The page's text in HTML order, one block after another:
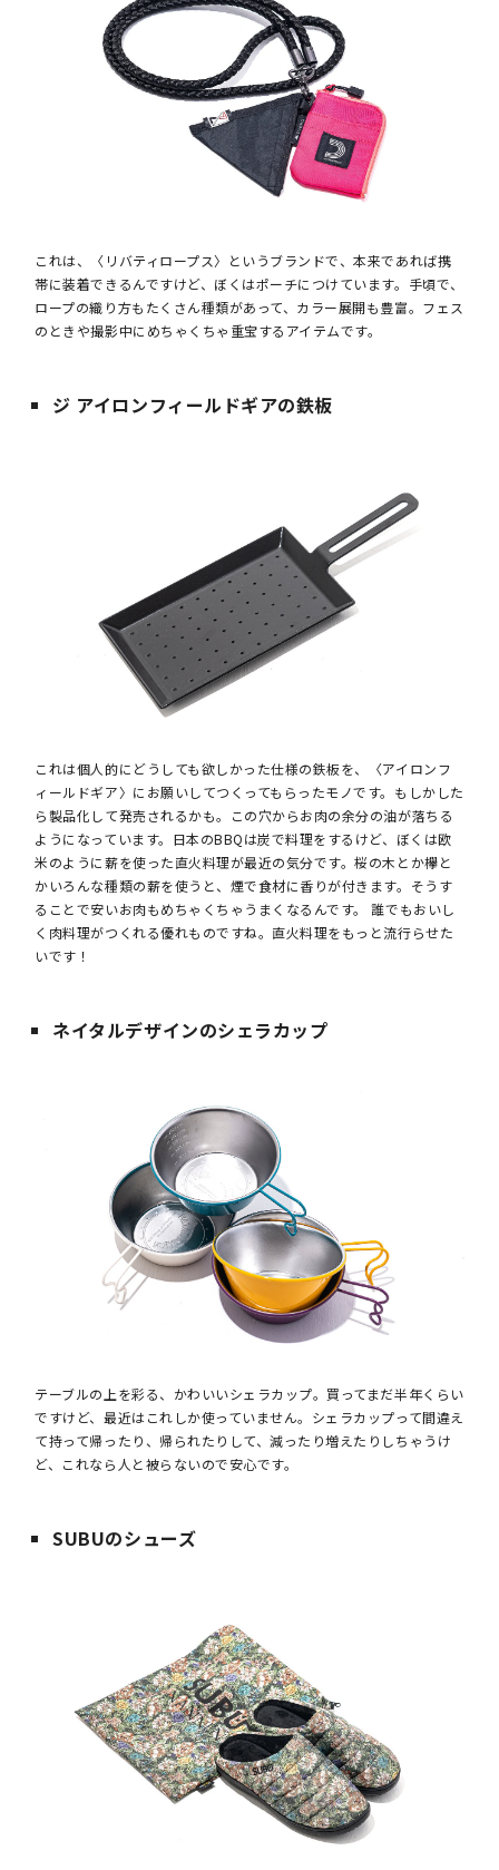
これは、〈リバティロープス〉というブランドで、本来であれば携
帯に装着できるんですけど、ぼくはポーチにつけています。手頃で、
ロープの織り方もたくさん種類があって、カラー展開も豊富。フェス
のときや撮影中にめちゃくちゃ重宝するアイテムです。
ジ アイロンフィールドギアの鉄板
これは個人的にどうしても欲しかった仕様の鉄板を、〈アイロンフ
ィールドギア〉にお願いしてつくってもらったモノです。もしかした
ら製品化して発売されるかも。この穴からお肉の余分の油が落ちる
ようになっています。日本のBBQは炭で料理をするけど、ぼくは欧
米のように薪を使った直火料理が最近の気分です。桜の木とか欅と
かいろんな種類の薪を使うと、煙で食材に香りが付きます。そうす
ることで安いお肉もめちゃくちゃうまくなるんです。 誰でもおいし
く肉料理がつくれる優れものですね。直火料理をもっと流行らせた
いです！
ネイタルデザインのシェラカップ
テーブルの上を彩る、かわいいシェラカップ。買ってまだ半年くらい
ですけど、最近はこれしか使っていません。シェラカップって間違え
て持って帰ったり、帰られたりして、減ったり増えたりしちゃうけ
ど、これなら人と被らないので安心です。
SUBUのシューズ